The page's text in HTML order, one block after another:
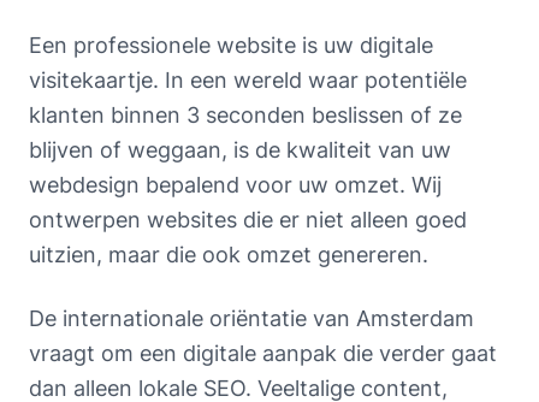
Een professionele website is uw digitale
visitekaartje. In een wereld waar potentiële
klanten binnen 3 seconden beslissen of ze
blijven of weggaan, is de kwaliteit van uw
webdesign bepalend voor uw omzet. Wij
ontwerpen websites die er niet alleen goed
uitzien, maar die ook omzet genereren.
De internationale oriëntatie van Amsterdam
vraagt om een digitale aanpak die verder gaat
dan alleen lokale SEO. Veeltalige content,